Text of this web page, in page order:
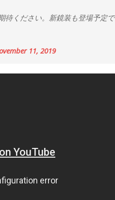
待ください。新鏡装も登場予定で
11, 2019